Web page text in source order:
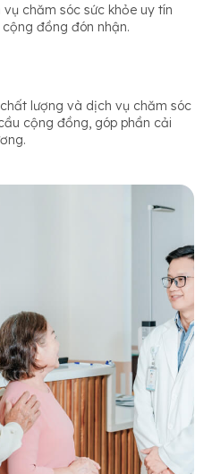
chăm sóc sức khỏe uy tín
đồng đón nhận.
lượng và dịch vụ chăm sóc
cộng đồng, góp phần cải